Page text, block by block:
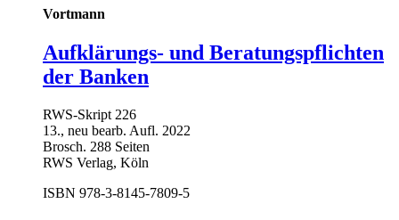
Vortmann
Aufklärungs- und Beratungspflichten
der Banken
RWS-Skript 226
13., neu bearb. Aufl. 2022
Brosch. 288 Seiten
RWS Verlag, Köln
ISBN 978-3-8145-7809-5